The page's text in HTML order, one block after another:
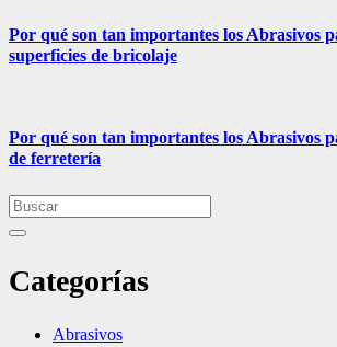
Por qué son tan importantes los Abrasivos
superficies de bricolaje
Por qué son tan importantes los Abrasivos
de ferretería
Categorías
Abrasivos